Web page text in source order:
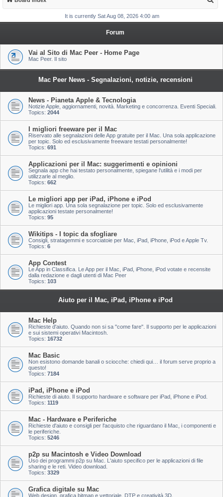
a
It is currently Sat Aug 08, 2026 4:00 am
Forum
Vai al Sito di Mac Peer - Home Page
Mac Peer. Il sito
Mac Peer News - Segnalazioni, notizie, recensioni
News - Pianeta Apple & Tecnologia
Notizie Apple, aggiornamenti, novità. Marketing e concorrenza. Eventi Speciali.
Topics: 2044
I migliori freeware per il Mac
Riservato alle segnalazioni delle App gratuite per il Mac. Una sola applicazione
per topic. Solo ed esclusivamente freeware testati personalmente!
Topics: 691
Applicazioni per il Mac: suggerimenti e opinioni
Segnala app che hai testato personalmente, spiegane l'utilità e i modi per
utilizzarle al meglio.
Topics: 662
Le migliori app per iPad, iPhone e iPod
Le migliori app. Una sola segnalazione per topic. Solo ed esclusivamente
applicazioni testate personalmente!
Topics: 95
Wikitips - I topic da sfogliare
Consigli, stratagemmi e scorciatoie per Mac, iPad, iPhone, iPod e Apple Tv.
Topics: 6
App Contest
Le App in Classifica. Le App per il Mac, iPad, iPhone, iPod votate e recensite
dalla redazione e dagli utenti di Mac Peer
Topics: 103
Aiuto per il Mac, iPad, iPhone e iPod
Mac Help
Richieste d'aiuto. Quando non si sa "come fare". Il supporto per le applicazioni
e sui sistemi operativi Macintosh.
Topics: 16732
Mac Basic
Non esistono domande banali o sciocche: chiedi qui… il forum serve proprio a
questo!
Topics: 7184
iPad, iPhone e iPod
Richieste di aiuto. Il supporto hardware e software per iPad, iPhone e iPod.
Topics: 1119
Mac - Hardware e Periferiche
Richieste d'aiuto e consigli per l'acquisto che riguardano il Mac, i componenti e
le periferiche.
Topics: 5246
p2p su Macintosh e Video Download
Uso dei programmi p2p su Mac. L'aiuto specifico per le applicazioni di file
sharing e le reti. Video download.
Topics: 3329
Grafica digitale su Mac
Web design, grafica bitmap e vettoriale, DTP e creatività 3D.